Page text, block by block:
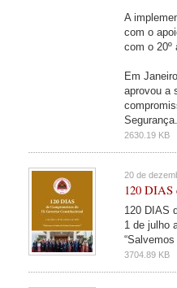
A
com o
com o 20º
Em
aprovou a
Segurança.
2630.19 KB
20 de
120 DIAS
120 DIAS
1 de julho
3704.89 KB